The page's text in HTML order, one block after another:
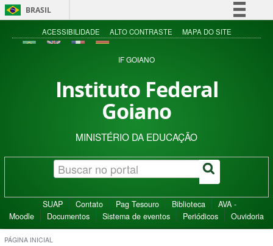
BRASIL
Simplifique!
Acesso à informação
ACESSIBILIDADE ALTO CONTRASTE MAPA DO SITE
IF GOIANO
Instituto Federal
Goiano
MINISTÉRIO DA EDUCAÇÃO
SUAP Contato Pag Tesouro Biblioteca
AVA -
Moodle
Documentos Sistema de eventos Periódicos Ouvidoria
PÁGINA INICIAL